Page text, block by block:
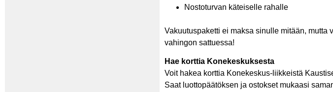
Nostoturvan käteiselle rahalle
Vakuutuspaketti ei maksa sinulle mitään, mutta
vahingon sattuessa!
Hae korttia Konekeskuksesta
Voit hakea korttia Konekeskus-liikkeistä
Saat luottopäätöksen ja ostokset mukaasi